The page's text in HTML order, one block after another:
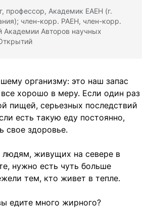
профессор, Академик ЕАЕН (г.
член-корр. РАЕН, член-корр.
Авторов научных
организму: это наш запас
хорошо в меру. Если один раз
пищей, серьезных последствий
есть такую еду постоянно,
свое здоровье.
людям, живущих на севере в
нужно есть чуть больше
тем, кто живет в тепле.
едите много жирного?